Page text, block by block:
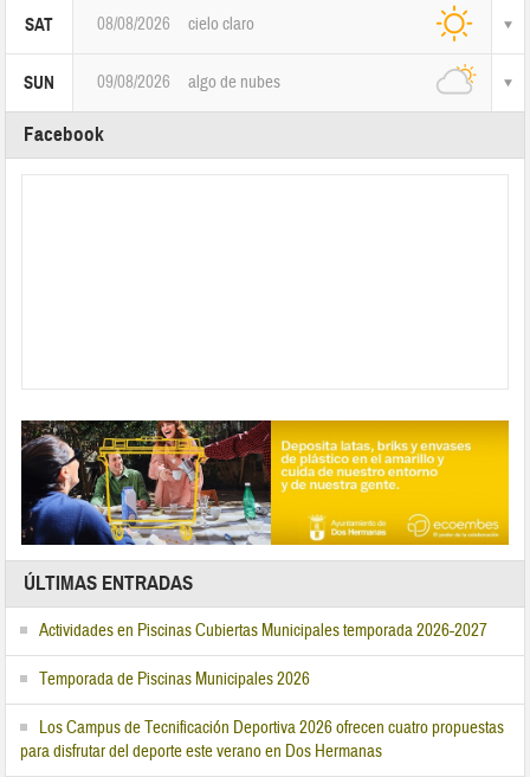
SAT 08/08/2026 cielo claro
SUN 09/08/2026 algo de nubes
Facebook
ÚLTIMAS ENTRADAS
Actividades en Piscinas Cubiertas Municipales temporada 2026-2027
Temporada de Piscinas Municipales 2026
Los Campus de Tecnificación Deportiva 2026 ofrecen cuatro propuestas
para disfrutar del deporte este verano en Dos Hermanas